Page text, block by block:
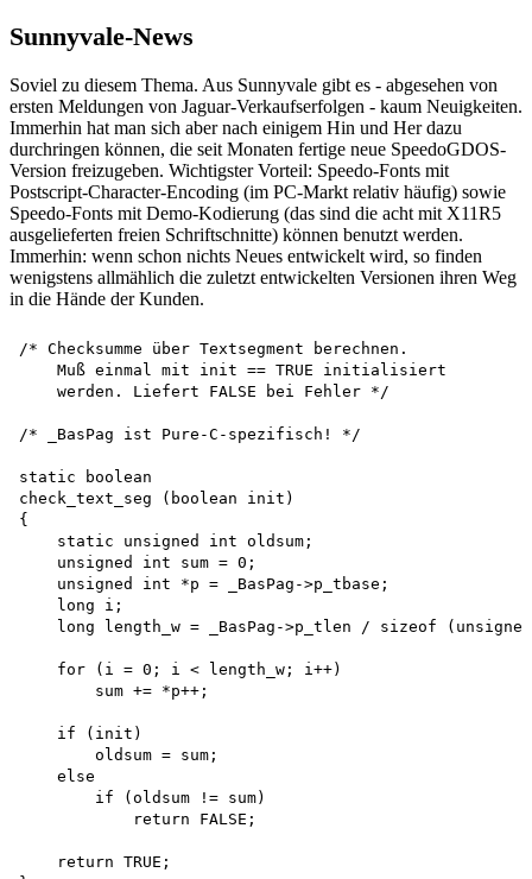
Sunnyvale-News
Soviel zu diesem Thema. Aus Sunnyvale gibt es - abgesehen von
ersten Meldungen von Jaguar-Verkaufserfolgen - kaum Neuigkeiten.
Immerhin hat man sich aber nach einigem Hin und Her dazu
durchringen können, die seit Monaten fertige neue SpeedoGDOS-
Version freizugeben. Wichtigster Vorteil: Speedo-Fonts mit
Postscript-Character-Encoding (im PC-Markt relativ häufig) sowie
Speedo-Fonts mit Demo-Kodierung (das sind die acht mit X11R5
ausgelieferten freien Schriftschnitte) können benutzt werden.
Immerhin: wenn schon nichts Neues entwickelt wird, so finden
wenigstens allmählich die zuletzt entwickelten Versionen ihren Weg
in die Hände der Kunden.
/* Checksumme über Textsegment berechnen.
    Muß einmal mit init == TRUE initialisiert
    werden. Liefert FALSE bei Fehler */
/* _BasPag ist Pure-C-spezifisch! */
static boolean
check_text_seg (boolean init)
{
    static unsigned int oldsum;
    unsigned int sum = 0;
    unsigned int *p = _BasPag->p_tbase;
    long i;
long length_w = _BasPag->p_tlen / sizeof
    for (i = 0; i < length_w; i++)
        sum += *p++;
    if (init)
        oldsum = sum;
    else
        if (oldsum != sum)
            return FALSE;
    return TRUE;